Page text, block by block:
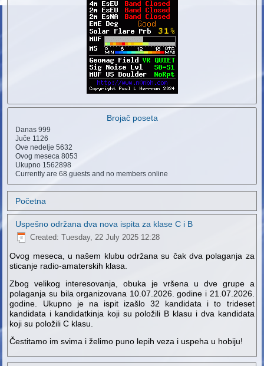
Brojač poseta
Danas999
Juče 1126
Ove nedelje5632
Ovog meseca8053
Ukupno 1562898
Currently are 68 guests and no members online
Početna
Uspešno održana dva nova ispita za klase C i B
Created: Tuesday, 22 July 2025 12:28
Ovog meseca, u našem klubu održana su čak dva polaganja za
sticanje radio-amaterskih klasa.
Zbog velikog interesovanja, obuka je vršena u dve grupe a
polaganja su bila organizovana 10.07.2026. godine i 21.07.2026.
godine. Ukupno je na ispit izašlo 32 kandidata i to trideset
kandidata i kandidatkinja koji su položili B klasu i dva kandidata
koji su položili C klasu.
Čestitamo im svima i želimo puno lepih veza i uspeha u hobiju!